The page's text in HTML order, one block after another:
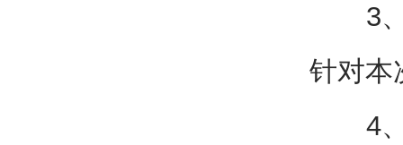
3、
针对本
4、